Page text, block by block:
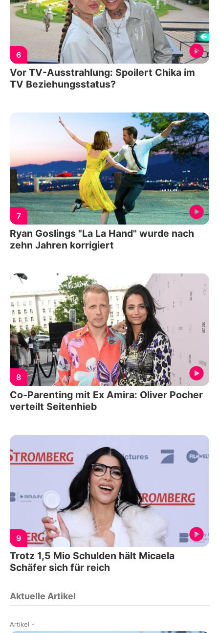
6
Vor TV-Ausstrahlung: Spoilert Chika im
TV Beziehungsstatus?
7
Ryan Goslings "La La Hand" wurde nach
zehn Jahren korrigiert
8
Co-Parenting mit Ex Amira: Oliver Pocher
verteilt Seitenhieb
9
Trotz 1,5 Mio Schulden hält Micaela
Schäfer sich für reich
Aktuelle Artikel
Artikel -